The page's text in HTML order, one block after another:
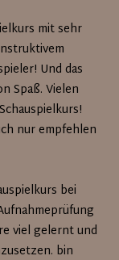
mit sehr
Und das
Spaß. Vielen
nur empfehlen
bei
viel gelernt und
bin